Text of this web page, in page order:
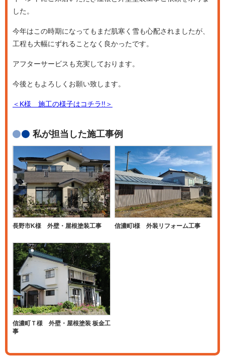
した。
今年はこの時期になってもまだ肌寒く雪も心配されましたが、
工程も大幅にずれることなく良かったです。
アフターサービスも充実しております。
今後ともよろしくお願い致します。
＜K様 施工の様子はコチラ!!＞
私が担当した施工事例
長野市K様 外壁・屋根塗装工事 信濃町I様 外装リフォーム工事
信濃町Ｔ様 外壁・屋根塗装 板金工
事